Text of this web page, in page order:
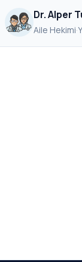
Dr. Alper
Aile Hekimi·